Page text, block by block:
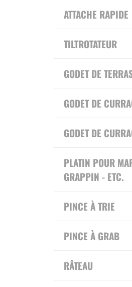
ATTACHE RAPIDE
TILTROTATEUR
GODET DE
GODET DE
GODET DE
PLATIN POUR
GRAPPIN - ETC.
PINCE À TRIE
PINCE À GRAB
RÂTEAU